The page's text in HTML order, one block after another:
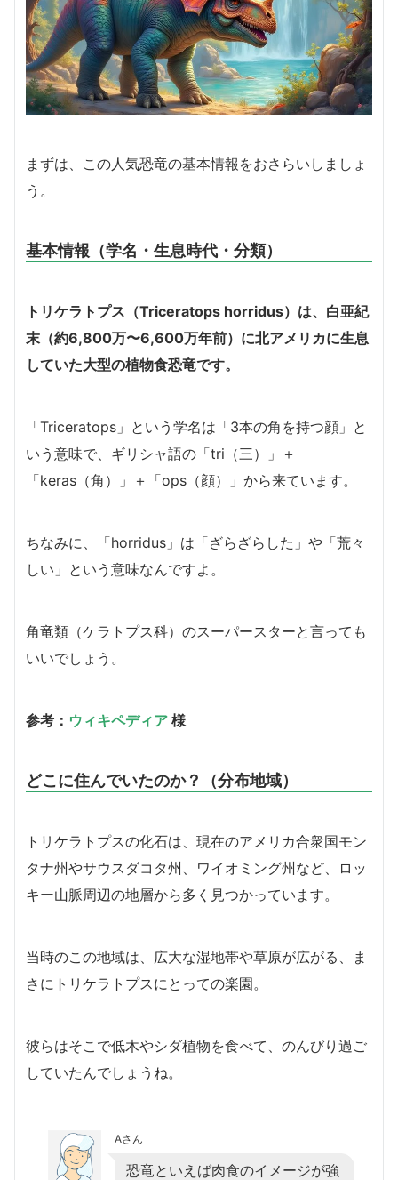
まずは、この人気恐竜の基本情報をおさらいしましょ
う。
基本情報（学名・生息時代・分類）
トリケラトプス（Triceratops horridus）は、白亜紀
末（約6,800万〜6,600万年前）に北アメリカに生息
していた大型の植物食恐竜です。
「Triceratops」という学名は「3本の角を持つ顔」と
いう意味で、ギリシャ語の「tri（三）」＋
「keras（角）」＋「ops（顔）」から来ています。
ちなみに、「horridus」は「ざらざらした」や「荒々
しい」という意味なんですよ。
角竜類（ケラトプス科）のスーパースターと言っても
いいでしょう。
参考： ウィキペディア 様
どこに住んでいたのか？（分布地域）
トリケラトプスの化石は、現在のアメリカ合衆国モン
タナ州やサウスダコタ州、ワイオミング州など、ロッ
キー山脈周辺の地層から多く見つかっています。
当時のこの地域は、広大な湿地帯や草原が広がる、ま
さにトリケラトプスにとっての楽園。
彼らはそこで低木やシダ植物を食べて、のんびり過ご
していたんでしょうね。
Aさん
恐竜といえば肉食のイメージが強